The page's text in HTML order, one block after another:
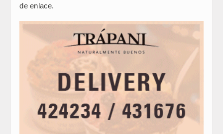
de enlace.